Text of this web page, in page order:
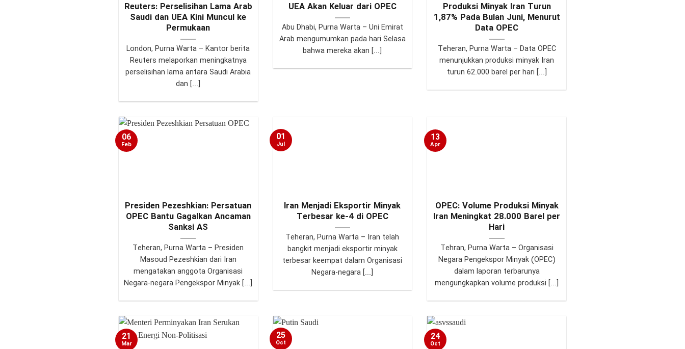
Reuters: Perselisihan Lama Arab
Saudi dan UEA Kini Muncul ke
Permukaan
London, Purna Warta – Kantor berita
Reuters melaporkan meningkatnya
perselisihan lama antara Saudi Arabia
dan [...]
UEA Akan Keluar dari OPEC
Abu Dhabi, Purna Warta – Uni Emirat
Arab mengumumkan pada hari Selasa
bahwa mereka akan [...]
Produksi Minyak Iran Turun
1,87% Pada Bulan Juni, Menurut
Data OPEC
Teheran, Purna Warta – Data OPEC
menunjukkan produksi minyak Iran
turun 62.000 barel per hari [...]
Presiden Pezeshkian: Persatuan
OPEC Bantu Gagalkan Ancaman
Sanksi AS
Teheran, Purna Warta – Presiden
Masoud Pezeshkian dari Iran
mengatakan anggota Organisasi
Negara-negara Pengekspor Minyak [...]
06
Feb
Iran Menjadi Eksportir Minyak
Terbesar ke-4 di OPEC
Teheran, Purna Warta – Iran telah
bangkit menjadi eksportir minyak
terbesar keempat dalam Organisasi
Negara-negara [...]
01
Jul
OPEC: Volume Produksi Minyak
Iran Meningkat 28.000 Barel per
Hari
Tehran, Purna Warta – Organisasi
Negara Pengekspor Minyak (OPEC)
dalam laporan terbarunya
mengungkapkan volume produksi [...]
13
Apr
21
Mar
25
Oct
24
Oct